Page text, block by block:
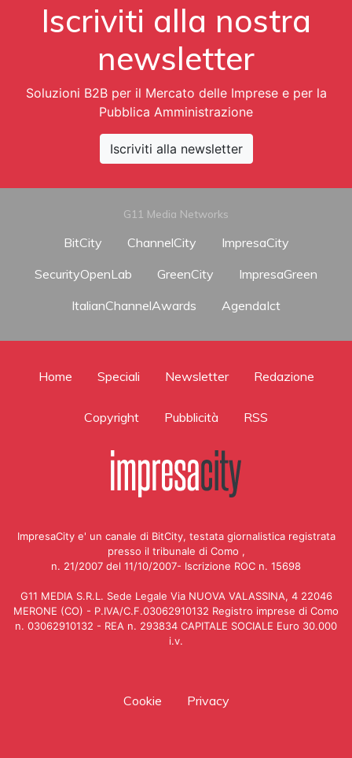
Iscriviti alla nostra
newsletter
Soluzioni B2B per il Mercato delle Imprese e per la
Pubblica Amministrazione
Iscriviti alla newsletter
G11 Media Networks
BitCity ChannelCity
ImpresaCity
SecurityOpenLab
GreenCity
ImpresaGreen
ItalianChannelAwards
AgendaIct
Home Speciali Newsletter Redazione
Copyright Pubblicità RSS
ImpresaCity e' un canale di BitCity, testata giornalistica registrata
presso il tribunale di Como ,
n. 21/2007 del 11/10/2007- Iscrizione ROC n. 15698
G11 MEDIA S.R.L. Sede Legale Via NUOVA VALASSINA, 4 22046
MERONE (CO) - P.IVA/C.F.03062910132 Registro imprese di Como
n. 03062910132 - REA n. 293834 CAPITALE SOCIALE Euro 30.000
i.v.
Cookie Privacy